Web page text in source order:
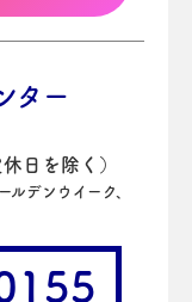
ター
日を除く）
デンウイーク、